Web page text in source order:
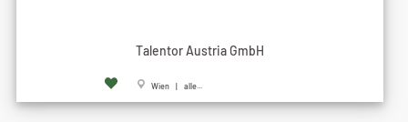
Talentor Austria GmbH
Wien | alle...